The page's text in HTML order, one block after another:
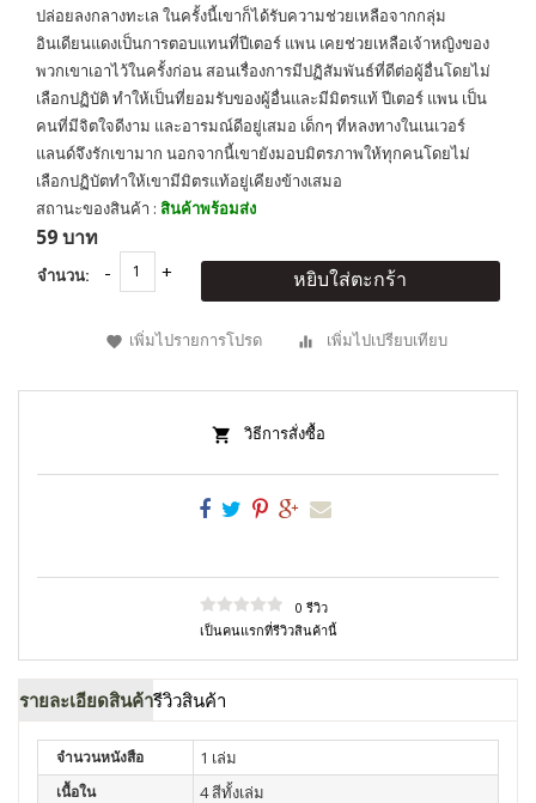
ปล่อยลงกลางทะเล ในครั้งนี้เขาก็ได้รับความช่วยเหลือจากกลุ่ม
อินเดียนแดงเป็นการตอบแทนที่ปีเตอร์ แพน เคยช่วยเหลือเจ้าหญิงของ
พวกเขาเอาไว้ในครั้งก่อน สอนเรื่องการมีปฏิสัมพันธ์ที่ดีต่อผู้อื่นโดยไม่
เลือกปฏิบัติ ทำให้เป็นที่ยอมรับของผู้อื่นและมีมิตรแท้ ปีเตอร์ แพน เป็น
คนที่มีจิตใจดีงาม และอารมณ์ดีอยู่เสมอ เด็กๆ ที่หลงทางในเนเวอร์
แลนด์จึงรักเขามาก นอกจากนี้เขายังมอบมิตรภาพให้ทุกคนโดยไม่
เลือกปฏิบัตทำให้เขามีมิตรแท้อยู่เคียงข้างเสมอ
สถานะของสินค้า : สินค้าพร้อมส่ง
59 บาท
จำนวน: หยิบใส่ตะกร้า
เพิ่มไปรายการโปรด เพิ่มไปเปรียบเทียบ
วิธีการสั่งซื้อ
0 รีวิว
เป็นคนแรกที่รีวิวสินค้านี้
รายละเอียดสินค้ารีวิวสินค้า
จำนวนหนังสือ 1 เล่ม
เนื้อใน 4 สีทั้งเล่ม